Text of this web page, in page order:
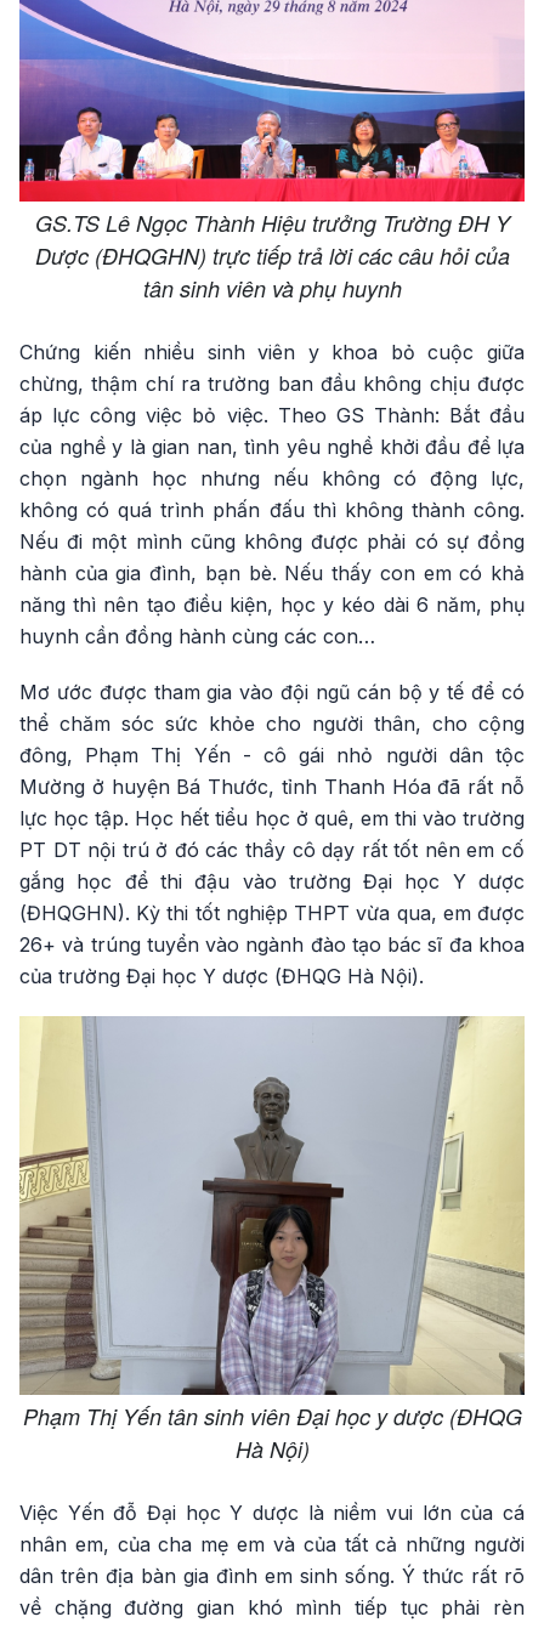
GS.TS Lê Ngọc Thành Hiệu trưởng Trường ĐH Y
Dược (ĐHQGHN) trực tiếp trả lời các câu hỏi của
tân sinh viên và phụ huynh
Chứng kiến nhiều sinh viên y khoa bỏ cuộc giữa
chừng, thậm chí ra trường ban đầu không chịu được
áp lực công việc bỏ việc. Theo GS Thành: Bắt đầu
của nghề y là gian nan, tình yêu nghề khởi đầu để lựa
chọn ngành học nhưng nếu không có động lực,
không có quá trình phấn đấu thì không thành công.
Nếu đi một mình cũng không được phải có sự đồng
hành của gia đình, bạn bè. Nếu thấy con em có khả
năng thì nên tạo điều kiện, học y kéo dài 6 năm, phụ
huynh cần đồng hành cùng các con…
Mơ ước được tham gia vào đội ngũ cán bộ y tế để có
thể chăm sóc sức khỏe cho người thân, cho cộng
đông, Phạm Thị Yến - cô gái nhỏ người dân tộc
Mường ở huyện Bá Thước, tỉnh Thanh Hóa đã rất nỗ
lực học tập. Học hết tiểu học ở quê, em thi vào trường
PT DT nội trú ở đó các thầy cô dạy rất tốt nên em cố
gắng học để thi đậu vào trường Đại học Y dược
(ĐHQGHN). Kỳ thi tốt nghiệp THPT vừa qua, em được
26+ và trúng tuyển vào ngành đào tạo bác sĩ đa khoa
của trường Đại học Y dược (ĐHQG Hà Nội).
Phạm Thị Yến tân sinh viên Đại học y dược (ĐHQG
Hà Nội)
Việc Yến đỗ Đại học Y dược là niềm vui lớn của cá
nhân em, của cha mẹ em và của tất cả những người
dân trên địa bàn gia đình em sinh sống. Ý thức rất rõ
về chặng đường gian khó mình tiếp tục phải rèn